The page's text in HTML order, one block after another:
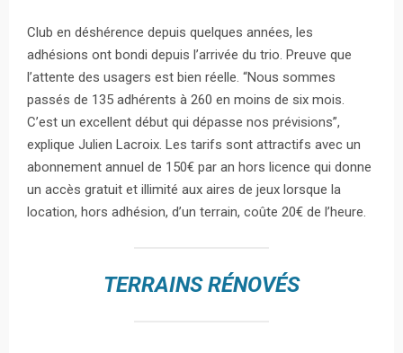
Club en déshérence depuis quelques années, les
adhésions ont bondi depuis l’arrivée du trio. Preuve que
l’attente des usagers est bien réelle. “Nous sommes
passés de 135 adhérents à 260 en moins de six mois.
C’est un excellent début qui dépasse nos prévisions”,
explique Julien Lacroix. Les tarifs sont attractifs avec un
abonnement annuel de 150€ par an hors licence qui donne
un accès gratuit et illimité aux aires de jeux lorsque la
location, hors adhésion, d’un terrain, coûte 20€ de l’heure.
TERRAINS RÉNOVÉS